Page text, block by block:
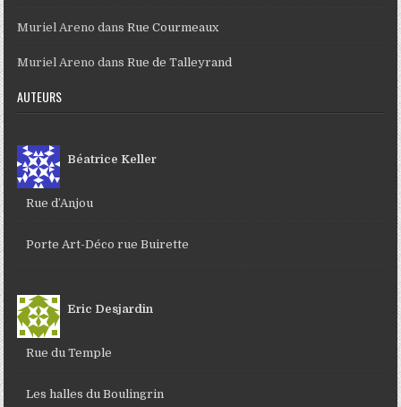
Muriel Areno dansRue Courmeaux
Muriel Areno dansRue de Talleyrand
AUTEURS
Béatrice Keller
Rue d’Anjou
Porte Art-Déco rue Buirette
Eric Desjardin
Rue du Temple
Les halles du Boulingrin